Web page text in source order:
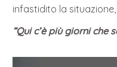
infastidito la
”Qui c’è più giorni che